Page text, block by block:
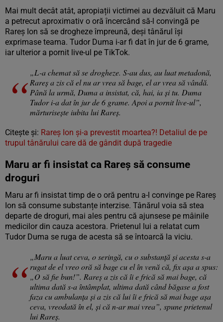
Mai mult decât atât, apropiații victimei au dezvăluit că Maru
a petrecut aproximativ o oră încercând să-l convingă pe
Rareș Ion să se drogheze împreună, deși tânărul își
exprimase teama. Tudor Duma i-ar fi dat în jur de 6 grame,
iar ulterior a pornit live-ul pe TikTok.
„L-a chemat să se drogheze. S-au dus, au luat metadonă,
Rareş a zis că el nu ar vrea să bage, el ar vrea să vândă.
Până la urmă, Duma a insistat, că, hai, ia şi tu. Duma
Tudor i-a dat în jur de 6 grame. Apoi a pornit live-ul”,
mărturisește iubita lui Rareș.
Citește și: Rareș Ion și-a prevestit moartea?! Detaliul de pe
trupul tânărului care dă de gândit după tragedie
Maru ar fi insistat ca Rareș să consume
droguri
Maru ar fi insistat timp de o oră pentru a-l convinge pe Rareș
Ion să consume substanțe interzise. Tânărul voia să stea
departe de droguri, mai ales pentru că ajunsese pe mâinile
medicilor din cauza acestora. Prietenul lui a relatat cum
Tudor Duma se ruga de acesta să se întoarcă la viciu.
„Maru a luat ceva, o seringă, cu o substanţă şi acesta s-a
rugat de el vreo oră să bage cu el în venă că, fix aşa a spus:
„O să fie bun!”. Rareş a zis că îi e frică să mai bage, că
ultima dată s-a întâmplat, ultima dată când băgase a fost
faza cu ambulanţa şi a zis că lui îi e frică să mai bage aşa
ceva, vreodată în el, şi că n-ar mai vrea”, spune prietenul
lui Rareș.